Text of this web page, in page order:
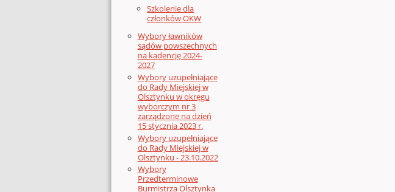
Szkolenie dla
członków OKW
Wybory ławników
sądów powszechnych
na kadencję 2024-
2027
Wybory uzupełniające
do Rady Miejskiej w
Olsztynku w okręgu
wyborczym nr 3
zarządzone na dzień
15 stycznia 2023 r.
Wybory uzupełniające
do Rady Miejskiej w
Olsztynku - 23.10.2022
Wybory
Przedterminowe
Burmistrza Olsztynka